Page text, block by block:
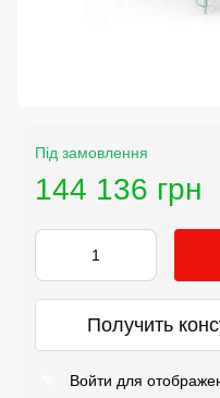
Під замовлення
144 136 грн
Получить
Войти для